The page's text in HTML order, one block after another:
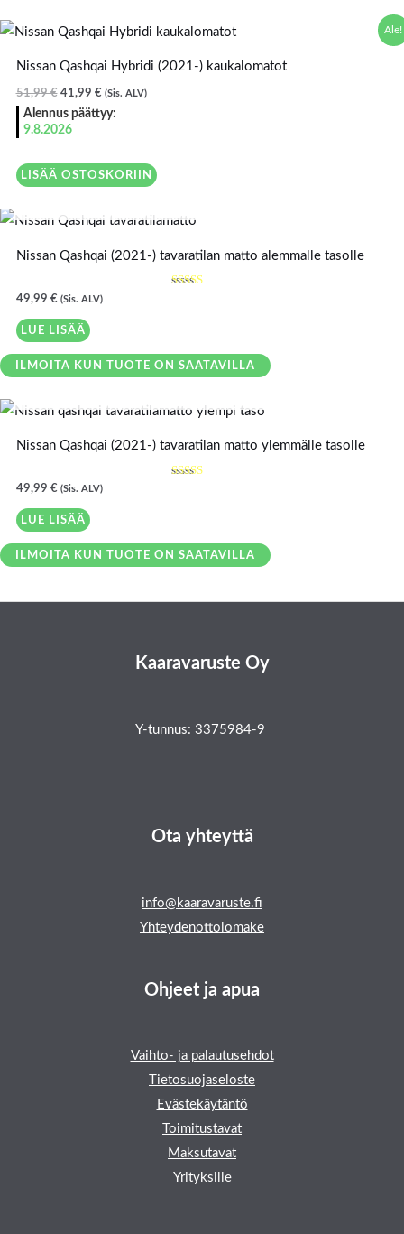
Ale!
Nissan Qashqai Hybridi (2021-) kaukalomatot
51,99€
Alkuperäinen
hinta
51,99 €.
41,99 €
Nykyinen
hinta
41,99 €.
(Sis. ALV)
Alennus päättyy:
9.8.2026
LISÄÄ OSTOSKORIIN
Nissan Qashqai (2021-) tavaratilan matto alemmalle tasolle
49,99 € (Sis. ALV)
LUE LISÄÄ
ILMOITA KUN TUOTE ON SAATAVILLA
Nissan Qashqai (2021-) tavaratilan matto ylemmälle tasolle
49,99 € (Sis. ALV)
LUE LISÄÄ
ILMOITA KUN TUOTE ON SAATAVILLA
Kaaravaruste Oy
Y-tunnus: 3375984-9
Ota yhteyttä
info@kaaravaruste.fi
Yhteydenottolomake
Ohjeet ja apua
Vaihto- ja palautusehdot
Tietosuojaseloste
Evästekäytäntö
Toimitustavat
Maksutavat
Yrityksille